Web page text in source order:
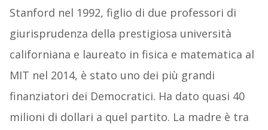
Stanford nel 1992, figlio di due professori di
giurisprudenza della prestigiosa università
californiana e laureato in fisica e matematica al
MIT nel 2014, è stato uno dei più grandi
finanziatori dei Democratici. Ha dato quasi 40
milioni di dollari a quel partito. La madre è tra